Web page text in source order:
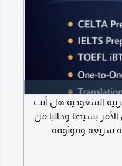
السعودية هل أنت
بسيطا وخاليا من
سريعة وموثوقة